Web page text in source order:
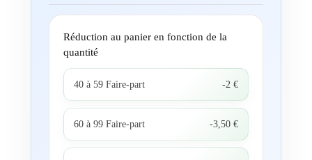
Réduction au panier en fonction de la
quantité
40 à 59 Faire-part -2 €
60 à 99 Faire-part -3,50 €